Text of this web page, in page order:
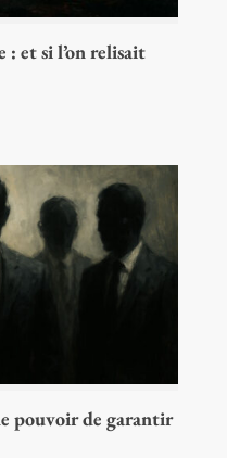
: et si l’on relisait
pouvoir de garantir